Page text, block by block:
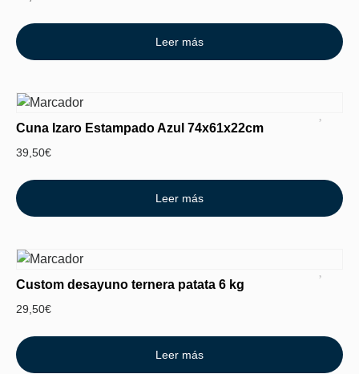
Leer más
Cuna Izaro Estampado Azul 74x61x22cm
39,50€
Leer más
Custom desayuno ternera patata 6 kg
29,50€
Leer más